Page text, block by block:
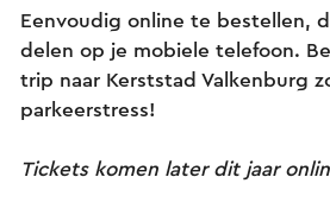
Eenvoudig online te bestellen,
delen op je mobiele telefoon.
trip naar Kerststad Valkenburg
parkeerstress!
Tickets komen later dit jaar